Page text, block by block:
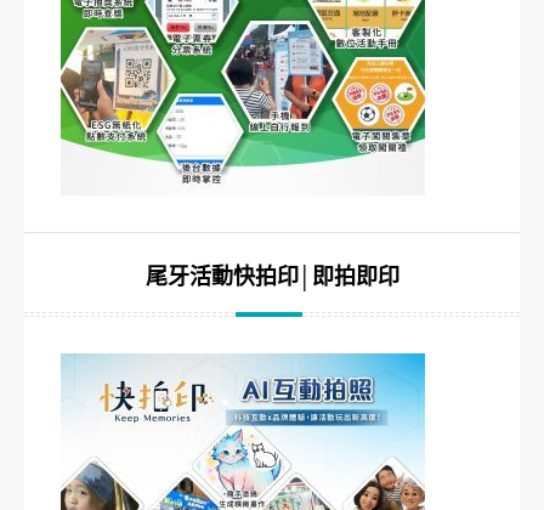
尾牙活動快拍印│即拍即印